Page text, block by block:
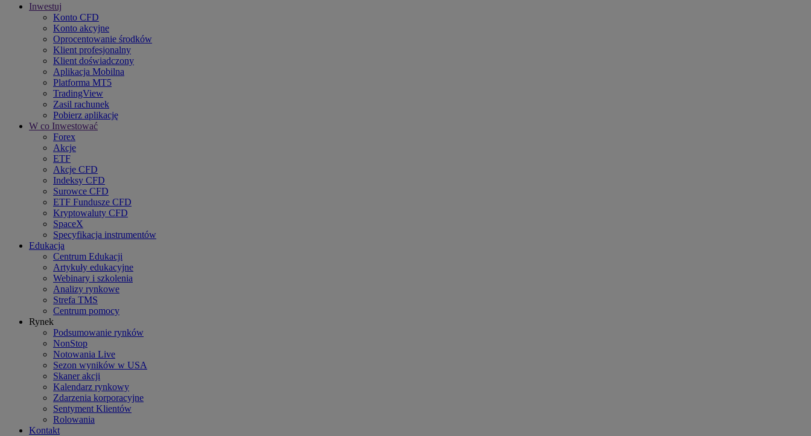
Inwestuj
Konto CFD
Konto akcyjne
Oprocentowanie środków
Klient profesjonalny
Klient doświadczony
Aplikacja Mobilna
Platforma MT5
TradingView
Zasil rachunek
Pobierz aplikację
W co Inwestować
Forex
Akcje
ETF
Akcje CFD
Indeksy CFD
Surowce CFD
ETF Fundusze CFD
Kryptowaluty CFD
SpaceX
Specyfikacja instrumentów
Edukacja
Centrum Edukacji
Artykuły edukacyjne
Webinary i szkolenia
Analizy rynkowe
Strefa TMS
Centrum pomocy
Rynek
Podsumowanie rynków
NonStop
Notowania Live
Sezon wyników w USA
Skaner akcji
Kalendarz rynkowy
Zdarzenia korporacyjne
Sentyment Klientów
Rolowania
Kontakt